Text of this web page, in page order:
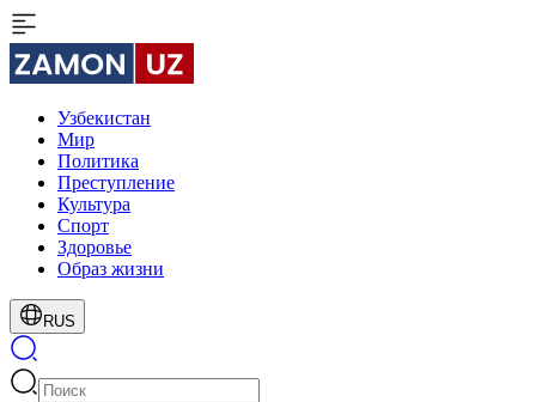
Узбекистан
Мир
Политика
Преступление
Культура
Спорт
Здоровье
Образ жизни
RUS